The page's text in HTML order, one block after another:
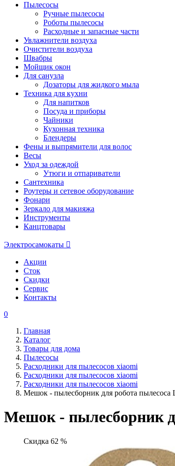
Пылесосы
Ручные пылесосы
Роботы пылесосы
Расходные и запасные части
Увлажнители воздуха
Очистители воздуха
Швабры
Мойщик окон
Для санузла
Дозаторы для жидкого мыла
Техника для кухни
Для напитков
Посуда и приборы
Чайники
Кухонная техника
Блендеры
Фены и выпрямители для волос
Весы
Уход за одеждой
Утюги и отпариватели
Сантехника
Роутеры и сетевое оборудование
Фонари
Зеркало для макияжа
Инструменты
Канцтовары
Электросамокаты
Акции
Сток
Скидки
Сервис
Контакты
0
Главная
Каталог
Товары для дома
Пылесосы
Расходники для пылесосов xiaomi
Расходники для пылесосов xiaomi
Расходники для пылесосов xiaomi
Мешок - пылесборник для робота пылесоса
Мешок - пылесборник
Скидка 62 %